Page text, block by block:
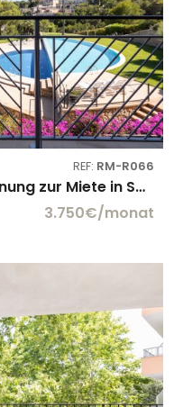
REF: RM-R066
Meerblick 2-Zimmer-Wohnung zur Miete in Sol de Mallorca
3.750€/monat